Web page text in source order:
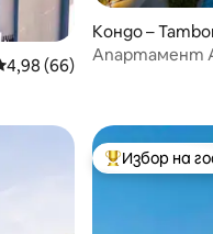
оценка: 4,98 от 5,
4,98 (66)
Кондо –
an
Апартамент
Най-Избор на